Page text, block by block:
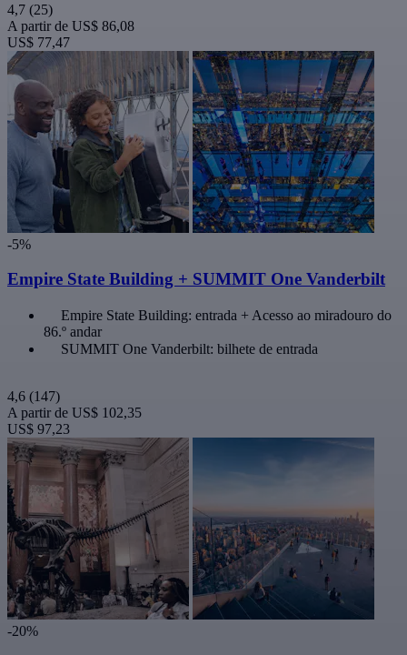
4,7 (25)
A partir de US$ 86,08
US$ 77,47
-5%
Empire State Building + SUMMIT One Vanderbilt
Empire State Building: entrada + Acesso ao miradouro do
86.º andar
SUMMIT One Vanderbilt: bilhete de entrada
4,6 (147)
A partir de US$ 102,35
US$ 97,23
-20%